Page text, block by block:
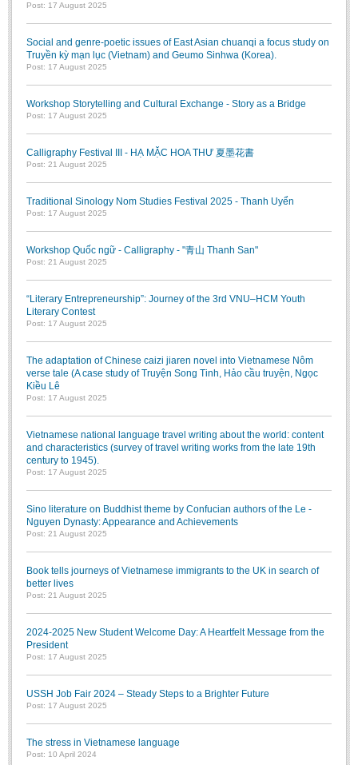
Post: 17 August 2025
Social and genre-poetic issues of East Asian chuanqi a focus study on
Truyền kỳ mạn lục (Vietnam) and Geumo Sinhwa (Korea).
Post: 17 August 2025
Workshop Storytelling and Cultural Exchange - Story as a Bridge
Post: 17 August 2025
Calligraphy Festival III - HẠ MẶC HOA THƯ 夏墨花書
Post: 21 August 2025
Traditional Sinology Nom Studies Festival 2025 - Thanh Uyển
Post: 17 August 2025
Workshop Quốc ngữ - Calligraphy - "青山 Thanh San"
Post: 21 August 2025
“Literary Entrepreneurship”: Journey of the 3rd VNU–HCM Youth
Literary Contest
Post: 17 August 2025
The adaptation of Chinese caizi jiaren novel into Vietnamese Nôm
verse tale (A case study of Truyện Song Tinh, Hảo cầu truyện, Ngọc
Kiều Lê
Post: 17 August 2025
Vietnamese national language travel writing about the world: content
and characteristics (survey of travel writing works from the late 19th
century to 1945).
Post: 17 August 2025
Sino literature on Buddhist theme by Confucian authors of the Le -
Nguyen Dynasty: Appearance and Achievements
Post: 21 August 2025
Book tells journeys of Vietnamese immigrants to the UK in search of
better lives
Post: 21 August 2025
2024-2025 New Student Welcome Day: A Heartfelt Message from the
President
Post: 17 August 2025
USSH Job Fair 2024 – Steady Steps to a Brighter Future
Post: 17 August 2025
The stress in Vietnamese language
Post: 10 April 2024